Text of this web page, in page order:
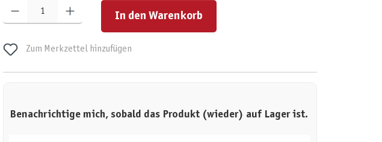
Produkt Anzahl: Gib den gewünschten Wert ein oder benutze die Schaltflächen um die Anzahl zu erhöhen oder zu reduzieren.
In den Warenkorb
Zum Merkzettel hinzufügen
Benachrichtige mich, sobald das Produkt (wieder) auf Lager ist.